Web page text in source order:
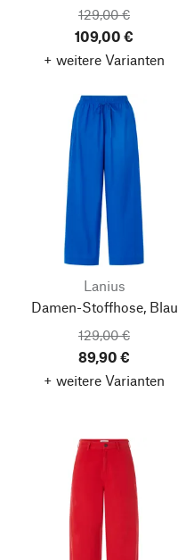
129,00 €
109,00 €
+ weitere Varianten
Lanius
Damen-Stoffhose, Blau
129,00 €
89,90 €
+ weitere Varianten